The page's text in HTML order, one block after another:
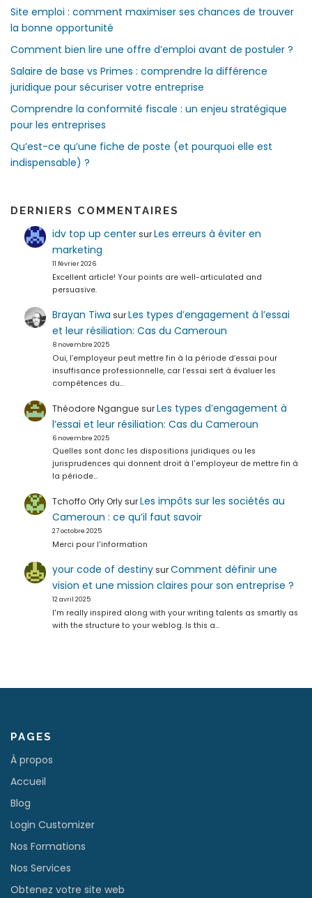
Site emploi : comment maximiser ses chances de trouver
la bonne opportunité
Comment bien lire une offre d’emploi avant de postuler ?
Salaire de base vs Primes : comprendre la différence
juridique pour sécuriser votre entreprise
Comprendre la conformité fiscale : un enjeu stratégique
pour les entreprises
Qu’est-ce qu’une fiche de poste (et pourquoi elle est
indispensable) ?
DERNIERS COMMENTAIRES
idv top up centersurLes erreurs à éviter en
marketing
11 février 2026
Excellent article! Your points are well-articulated and
persuasive.
Brayan Tiwa surLes types d’engagement à l’essai
et leur résiliation: Cas du Cameroun
8 novembre 2025
Oui, l’employeur peut mettre fin à la période d’essai pour
insuffisance professionnelle, car l’essai sert à évaluer les
compétences du…
Théodore Ngangue surLes types d’engagement à
l’essai et leur résiliation: Cas du Cameroun
6 novembre 2025
Quelles sont donc les dispositions juridiques ou les
jurisprudences qui donnent droit à l'employeur de mettre fin à
la période…
Tchoffo Orly OrlysurLes impôts sur les sociétés au
Cameroun : ce qu’il faut savoir
27 octobre 2025
Merci pour l'information
your code of destinysurComment définir une
vision et une mission claires pour son entreprise ?
12 avril 2025
I'm really inspired along with your writing talents as smartly as
with the structure to your weblog. Is this a…
PAGES
À propos
Accueil
Blog
Login Customizer
Nos Formations
Nos Services
Obtenez votre site web